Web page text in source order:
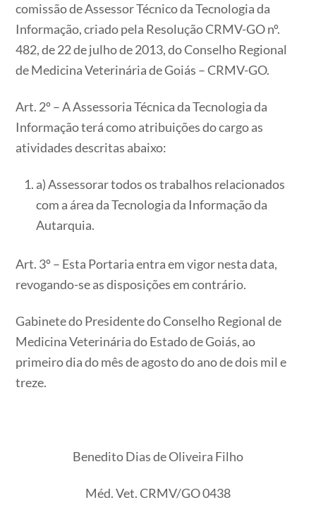
comissão de Assessor Técnico da Tecnologia da
Informação, criado pela Resolução CRMV-GO nº.
482, de 22 de julho de 2013, do Conselho Regional
de Medicina Veterinária de Goiás – CRMV-GO.
Art. 2º – A Assessoria Técnica da Tecnologia da
Informação terá como atribuições do cargo as
atividades descritas abaixo:
a) Assessorar todos os trabalhos relacionados
com a área da Tecnologia da Informação da
Autarquia.
Art. 3º – Esta Portaria entra em vigor nesta data,
revogando-se as disposições em contrário.
Gabinete do Presidente do Conselho Regional de
Medicina Veterinária do Estado de Goiás, ao
primeiro dia do mês de agosto do ano de dois mil e
treze.
Benedito Dias de Oliveira Filho
Méd. Vet. CRMV/GO 0438